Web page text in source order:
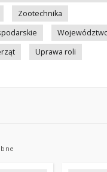
Zootechnika
Uprawa roli